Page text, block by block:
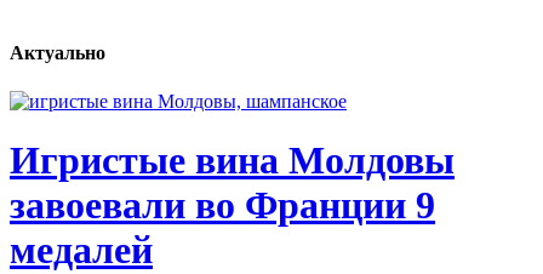
Актуально
Игристые вина Молдовы
завоевали во Франции 9
медалей